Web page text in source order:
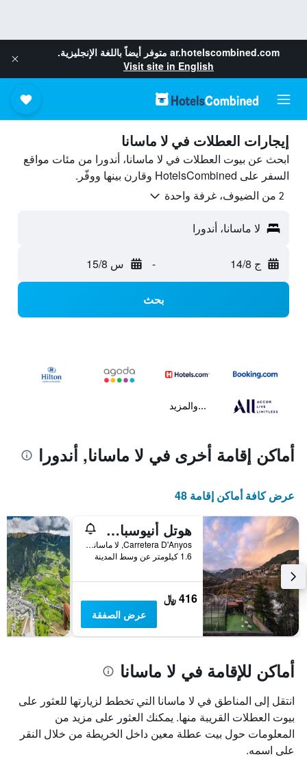
ar.hotelscombined.com متوفر أيضاً باللغة الإنجليزية.
Visit site in English
إيجارات العطلات في لا ماسانا
ابحث عن بيوت العطلات في لا ماسانا، أندورا من مئات مواقع
السفر على HotelsCombined وقارن بينها ووفّر.
2 من الضيوف، غرفة واحدة
لا ماسانا، أندورا
ج 14/8 - س 15/8
بحث
...والمزيد
أماكن إقامة أخرى في لا ماسانا, أندورا
عرض كافة أماكن إقامة 48
هوتل أنيوسبارك ماونتن آند ويلنيس ريزورت
Carretera D'Anyos, لا ماسانا, أندورا
1.6 كيلومتر عن وسط المدينة
416 ﷼
عرض الصفقة
أماكن للإقامة في لا ماسانا
انتقل إلى المناطق في لا ماسانا التي تخطط لزيارتها للعثور على
بيوت العطلات القريبة منها. يمكنك العثور على مزيد من
المعلومات حول بيت عطلة معين داخل الخريطة من خلال النقر
على اسمه.